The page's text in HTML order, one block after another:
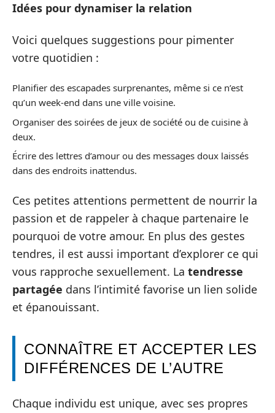
Idées pour dynamiser la relation
Voici quelques suggestions pour pimenter
votre quotidien :
Planifier des escapades surprenantes, même si ce n’est
qu’un week-end dans une ville voisine.
Organiser des soirées de jeux de société ou de cuisine à
deux.
Écrire des lettres d’amour ou des messages doux laissés
dans des endroits inattendus.
Ces petites attentions permettent de nourrir la
passion et de rappeler à chaque partenaire le
pourquoi de votre amour. En plus des gestes
tendres, il est aussi important d’explorer ce qui
vous rapproche sexuellement. La tendresse
partagée dans l’intimité favorise un lien solide
et épanouissant.
CONNAÎTRE ET ACCEPTER LES
DIFFÉRENCES DE L’AUTRE
Chaque individu est unique, avec ses propres